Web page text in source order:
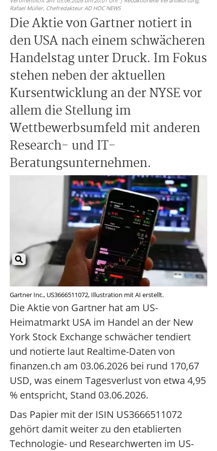
Rafael Müller, Chefredakteur AD HOC NEWS
Die Aktie von Gartner notiert in
den USA nach einem schwächeren
Handelstag unter Druck. Im Fokus
stehen neben der aktuellen
Kursentwicklung an der NYSE vor
allem die Stellung im
Wettbewerbsumfeld mit anderen
Research- und IT-
Beratungsunternehmen.
Gartner Inc., US3666511072, Illustration mit AI erstellt.
Die Aktie von Gartner hat am US-
Heimatmarkt USA im Handel an der New
York Stock Exchange schwächer tendiert
und notierte laut Realtime-Daten von
finanzen.ch am 03.06.2026 bei rund 170,67
USD, was einem Tagesverlust von etwa 4,95
% entspricht, Stand 03.06.2026.
Das Papier mit der ISIN US3666511072
gehört damit weiter zu den etablierten
Technologie- und Researchwerten im US-